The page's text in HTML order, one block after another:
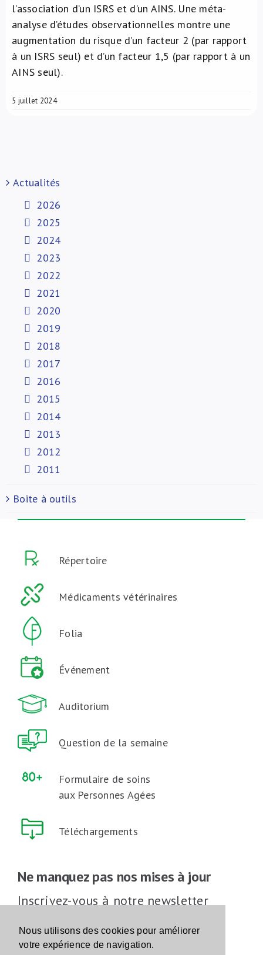
Nous utilisons des cookies pour améliorer
votre expérience de navigation.
l’association d’un ISRS et d’un AINS. Une méta-
analyse d’études observationnelles montre une
augmentation du risque d’un facteur 2 (par rapport
à un ISRS seul) et d’un facteur 1,5 (par rapport à un
AINS seul).
5 juillet 2024
Actualités
2026
2025
2024
2023
2022
2021
2020
2019
2018
2017
2016
2015
2014
2013
2012
2011
Boite à outils
Répertoire
Médicaments vétérinaires
Folia
Événement
Auditorium
Question de la semaine
Formulaire de soins
aux Personnes Agées
Téléchargements
Ne manquez pas nos mises à jour
Inscrivez-vous à notre newsletter
Inscrivez-vous